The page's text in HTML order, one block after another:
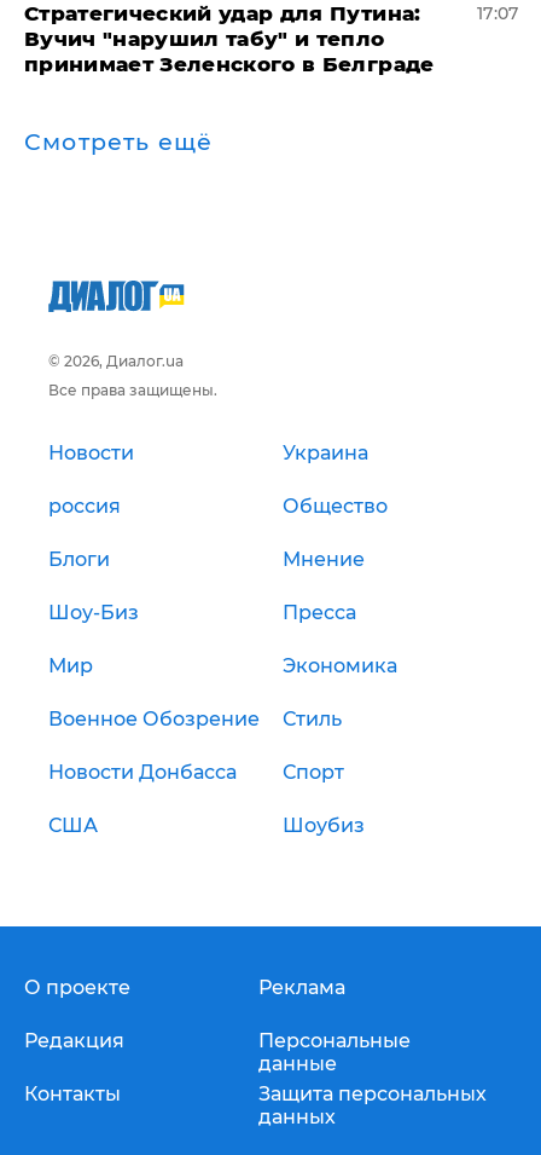
Стратегический удар для Путина:
Вучич "нарушил табу" и тепло
принимает Зеленского в Белграде
17:07
Смотреть ещё
© 2026, Диалог.ua
Все права защищены.
Новости Украина
россия Общество
Блоги Мнение
Шоу-Биз Пресса
Мир Экономика
Военное Обозрение Стиль
Новости Донбасса Спорт
США Шоубиз
О проекте
Редакция
Контакты
Реклама
Персональные
данные
Защита персональных
данных